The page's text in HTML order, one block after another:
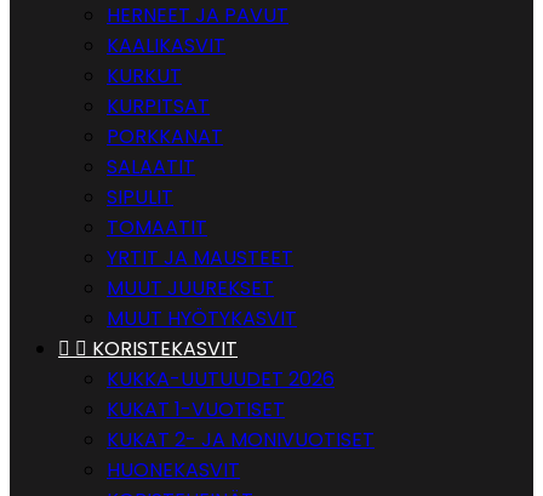
HERNEET JA PAVUT
KAALIKASVIT
KURKUT
KURPITSAT
PORKKANAT
SALAATIT
SIPULIT
TOMAATIT
YRTIT JA MAUSTEET
MUUT JUUREKSET
MUUT HYÖTYKASVIT
  KORISTEKASVIT
KUKKA-UUTUUDET 2026
KUKAT 1-VUOTISET
KUKAT 2- JA MONIVUOTISET
HUONEKASVIT